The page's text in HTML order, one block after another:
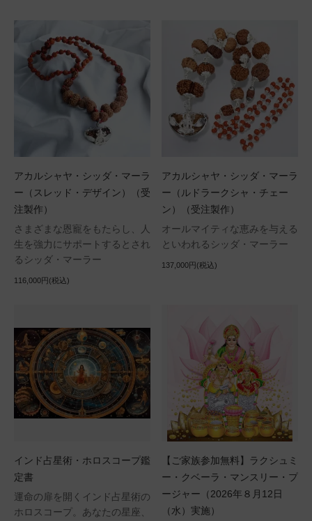
アカルシャヤ・シッダ・マーラ
ー（スレッド・デザイン）（受
注製作）
さまざまな恩寵をもたらし、人
生を強力にサポートするとされ
るシッダ・マーラー
116,000円(税込)
アカルシャヤ・シッダ・マーラ
ー（ルドラークシャ・チェー
ン）（受注製作）
オールマイティな恵みを与える
といわれるシッダ・マーラー
137,000円(税込)
インド占星術・ホロスコープ鑑
定書
運命の扉を開くインド占星術の
ホロスコープ。あなたの星座、
【ご家族参加無料】ラクシュミ
ー・クベーラ・マンスリー・プ
ージャー（2026年８月12日
（水）実施）